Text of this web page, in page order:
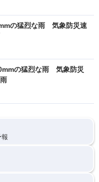
の猛烈な雨 気象防災速
の猛烈な雨 気象防災